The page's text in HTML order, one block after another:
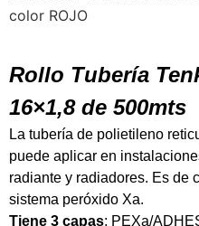
color ROJO
Rollo Tubería
16×1,8 de 500mts
La tubería de polietileno
puede aplicar en
radiante y radiadores. Es de
sistema peróxido Xa.
Tiene 3 capas: PEXa/